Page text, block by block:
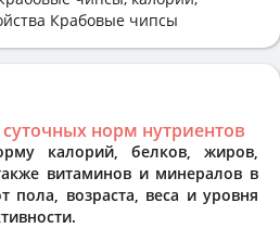
Крабовые чипсы
норм нутриентов
калорий, белков, жиров,
витаминов и минералов в
пола, возраста, веса и уровня